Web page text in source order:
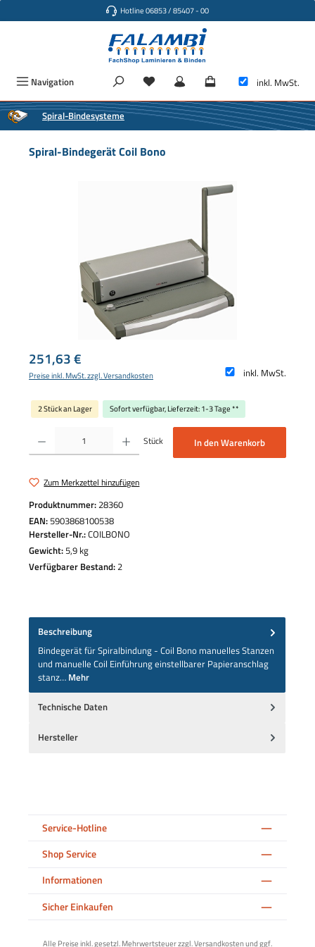
Hotline 06853 / 85407 - 00
Navigation inkl. MwSt.
Spiral-Bindesysteme
Spiral-Bindegerät Coil Bono
Regulärer Preis:
251,63 €
inkl. MwSt.
Preise inkl. MwSt. zzgl. Versandkosten
2 Stück an Lager Sofort verfügbar, Lieferzeit: 1-3 Tage **
Produkt Anzahl: Gib den gewünschten Wert ein oder benutze die Schaltflächen um
Stück In den Warenkorb
Zum Merkzettel hinzufügen
Produktnummer:28360
EAN:5903868100538
Hersteller-Nr.:COILBONO
Gewicht:5,9 kg
Verfügbarer Bestand:2
Beschreibung
Bindegerät für Spiralbindung - Coil Bono manuelles Stanzen
und manuelle Coil Einführung einstellbarer Papieranschlag
stanz… Mehr
Technische Daten
Hersteller
Service-Hotline
Shop Service
Informationen
Sicher Einkaufen
Alle Preise inkl. gesetzl. Mehrwertsteuer zzgl.Versandkostenund ggf.